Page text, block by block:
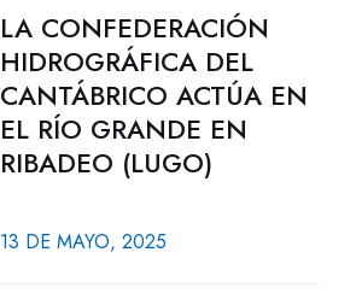
LA CONFEDERACIÓN
HIDROGRÁFICA DEL
CANTÁBRICO ACTÚA EN
EL RÍO GRANDE EN
RIBADEO (LUGO)
13 DE MAYO, 2025